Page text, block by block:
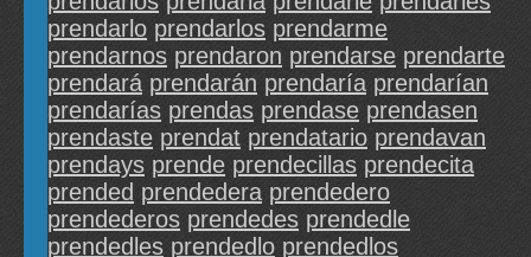
prendarlo prendarlos prendarme
prendarnos prendaron prendarse prendarte
prendará prendarán prendaría prendarían
prendarías prendas prendase prendasen
prendaste prendat prendatario prendavan
prendays prende prendecillas prendecita
prended prendedera prendedero
prendederos prendedes prendedle
prendedles prendedlo prendedlos